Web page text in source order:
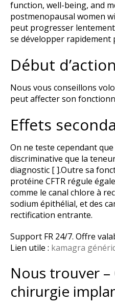
function, well-being, and
postmenopausal women
peut progresser
se développer rapidement
Début
Nous vous conseillons
peut affecter son
Effets
On ne teste cependant
discriminative que la
diagnostic [ ].Outre sa
protéine CFTR régule
comme le canal chlore à
sodium épithélial, et des
rectification entrante.
Support FR 24/7. Offre
Lien utile : kamagra
Nous trouver –
chirurgie